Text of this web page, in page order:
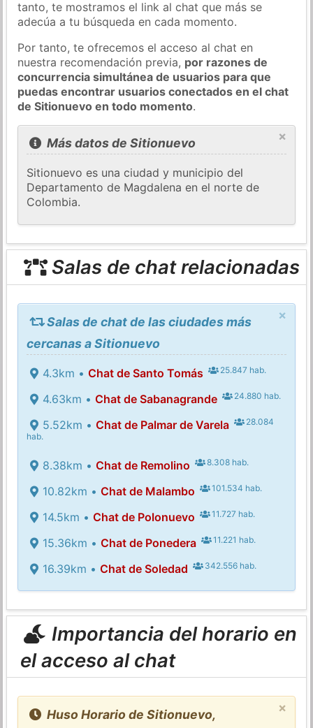
tanto, te mostramos el link al chat que más se
adecúa a tu búsqueda en cada momento.
Por tanto, te ofrecemos el acceso al chat en
nuestra recomendación previa, por razones de
concurrencia simultánea de usuarios para que
puedas encontrar usuarios conectados en el chat
de Sitionuevo en todo momento.
×
Más datos de Sitionuevo
Sitionuevo es una ciudad y municipio del
Departamento de Magdalena en el norte de
Colombia.
Salas de chat relacionadas
×
Salas de chat de las ciudades más
cercanas a Sitionuevo
4.3km • Chat de Santo Tomás 25.847 hab.
4.63km • Chat de Sabanagrande 24.880 hab.
5.52km • Chat de Palmar de Varela
28.084
hab.
8.38km • Chat de Remolino 8.308 hab.
10.82km • Chat de Malambo 101.534 hab.
14.5km • Chat de Polonuevo 11.727 hab.
15.36km • Chat de Ponedera 11.221 hab.
16.39km • Chat de Soledad 342.556 hab.
Importancia del horario en
el acceso al chat
×
Huso Horario de Sitionuevo,